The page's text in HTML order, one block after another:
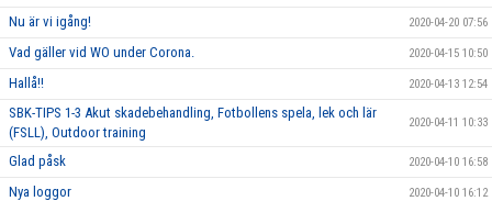
Nu är vi igång! 2020-04-20 07:56
Vad gäller vid WO under Corona. 2020-04-15 10:50
Hallå!! 2020-04-13 12:54
SBK-TIPS 1-3 Akut skadebehandling, Fotbollens spela, lek och lär
(FSLL), Outdoor training
2020-04-11 10:33
Glad påsk 2020-04-10 16:58
Nya loggor 2020-04-10 16:12